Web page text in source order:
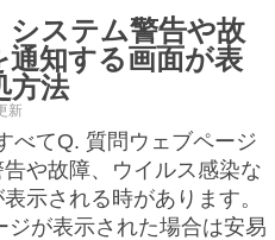
ステム警告や故
知する画面が表
方法
新
べてQ. 質問ウェブページ
や故障、ウイルス感染な
示される時があります。
が表示された場合は安易